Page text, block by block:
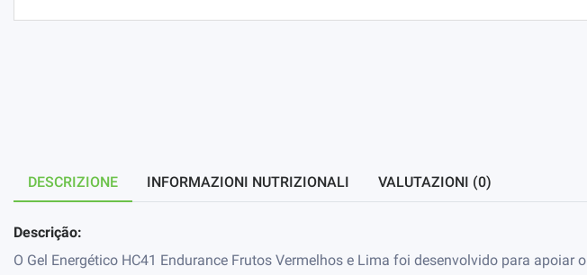
DESCRIZIONE INFORMAZIONI NUTRIZIONALI VALUTAZIONI (0)
Descrição:
O Gel Energético HC41 Endurance Frutos Vermelhos e Lima foi desenvolvido para